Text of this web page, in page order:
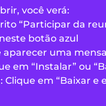
você verá:
“Participar da
neste botão azul
aparecer uma
em “Instalar” ou
Clique em “Baixar e